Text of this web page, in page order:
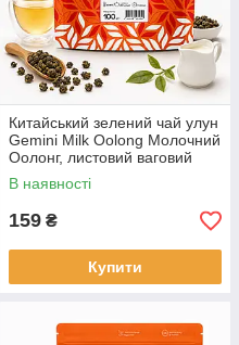
Китайський зелений чай улун
Gemini Milk Oolong Молочний
Оолонг, листовий ваговий
100 г
В наявності
159 ₴
Купити